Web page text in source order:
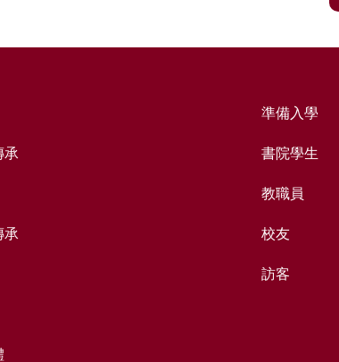
承
承
準備入學
書院學生
教職員
校友
訪客